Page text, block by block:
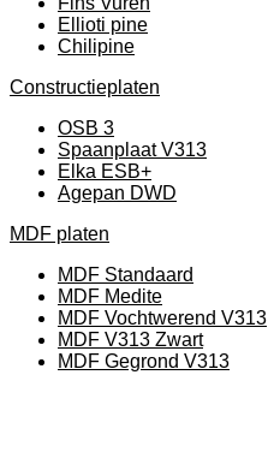
Ellioti pine
Chilipine
Constructieplaten
OSB 3
Spaanplaat V313
Elka ESB+
Agepan DWD
MDF platen
MDF Standaard
MDF Medite
MDF Vochtwerend V313
MDF V313 Zwart
MDF Gegrond V313